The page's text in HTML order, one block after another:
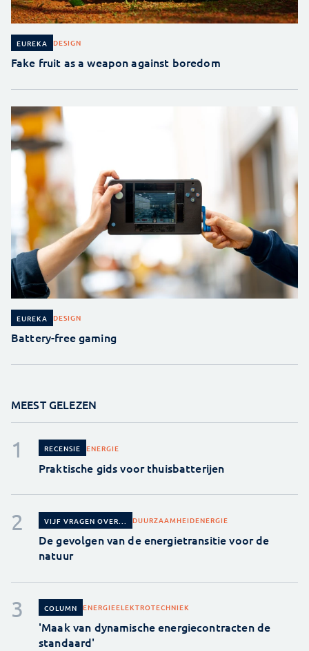
EUREKA DESIGN
Fake fruit as a weapon against boredom
EUREKA DESIGN
Battery-free gaming
MEEST GELEZEN
RECENSIE ENERGIE
Praktische gids voor thuisbatterijen
VIJF VRAGEN OVER... DUURZAAMHEIDENERGIE
De gevolgen van de energietransitie voor de
natuur
COLUMN ENERGIEELEKTROTECHNIEK
'Maak van dynamische energiecontracten de
standaard'